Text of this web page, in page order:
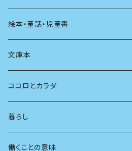
言葉
言語
批評
アンソロジー
自伝・伝記
発酵・麹
その他
アート
写真
その他
インテリア
ファッション
音楽
マンガ
テレビ
ラジオ
マガジン
本屋さんの本
本の本
読書
絵本・童話・児童書
小さいお子さん向け
自分で読めるようになったら
大人も楽しい絵本
海外絵本
文庫本
男性作家
女性作家
その他
ココロとカラダ
フェミニズム
カウンセリング
暮らし
料理
働くことの意味